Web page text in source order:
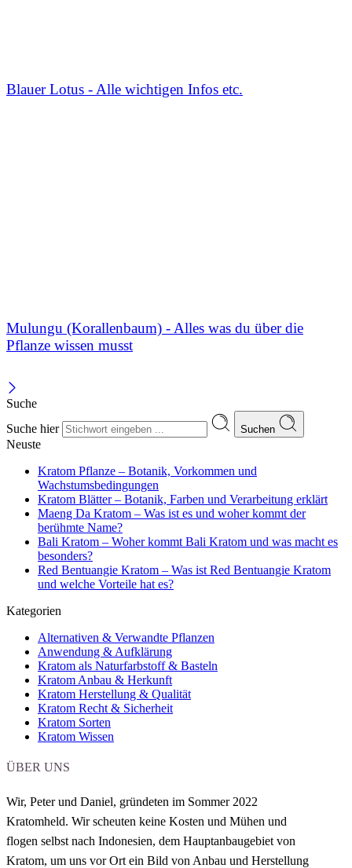
Blauer Lotus - Alle wichtigen Infos etc.
Mulungu (Korallenbaum) - Alles was du über die
Pflanze wissen musst
Suche
Suche hier
Suchen
Neuste
Kratom Pflanze – Botanik, Vorkommen und
Wachstumsbedingungen
Kratom Blätter – Botanik, Farben und Verarbeitung erklärt
Maeng Da Kratom – Was ist es und woher kommt der
berühmte Name?
Bali Kratom – Woher kommt Bali Kratom und was macht es
besonders?
Red Bentuangie Kratom – Was ist Red Bentuangie Kratom
und welche Vorteile hat es?
Kategorien
Alternativen & Verwandte Pflanzen
Anwendung & Aufklärung
Kratom als Naturfarbstoff & Basteln
Kratom Anbau & Herkunft
Kratom Herstellung & Qualität
Kratom Recht & Sicherheit
Kratom Sorten
Kratom Wissen
ÜBER UNS
Wir, Peter und Daniel, gründeten im Sommer 2022
Kratomheld. Wir scheuten keine Kosten und Mühen und
flogen selbst nach Indonesien, dem Hauptanbaugebiet von
Kratom, um uns vor Ort ein Bild von Anbau und Herstellung